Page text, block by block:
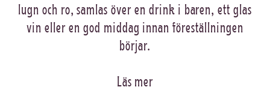
lugn och ro, samlas över en drink i baren, ett glas
vin eller en god middag innan föreställningen
börjar.
Läs mer